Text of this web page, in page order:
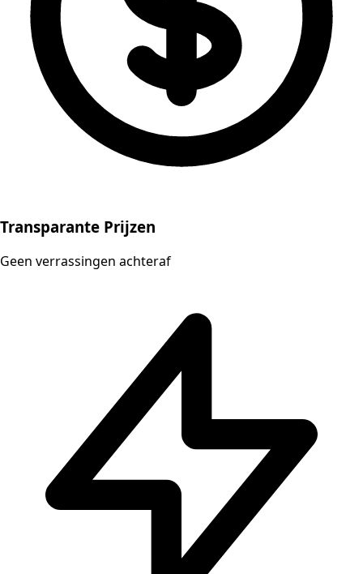
Transparante Prijzen
Geen verrassingen achteraf